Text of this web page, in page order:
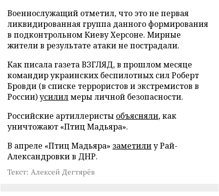
Военнослужащий отметил, что это не первая
ликвидированная группа данного формирования
в подконтрольном Киеву Херсоне. Мирные
жители в результате атаки не пострадали.
Как писала газета ВЗГЛЯД, в прошлом месяце
командир украинских беспилотных сил Роберт
Бровди (в списке террористов и экстремистов в
России)усилилмеры личной безопасности.
Российские артиллеристы объясняли, как
уничтожают «Птиц Мадьяра».
В апреле «Птиц Мадьяра» заметилиу Рай-
Александровки в ДНР.
Текст: Алексей Дегтярёв